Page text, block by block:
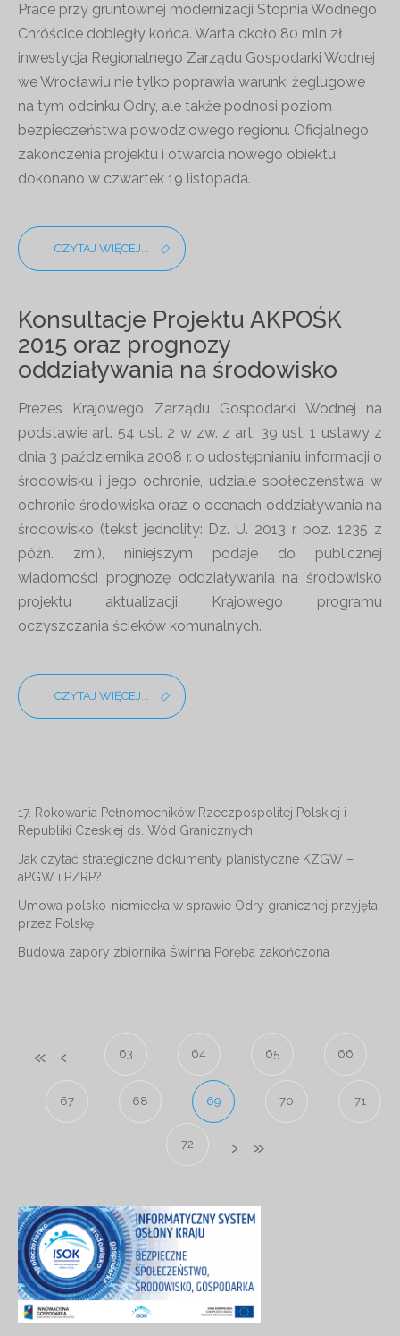
Prace przy gruntownej modernizacji Stopnia Wodnego
Chróścice dobiegły końca. Warta około 80 mln zł
inwestycja Regionalnego Zarządu Gospodarki Wodnej
we Wrocławiu nie tylko poprawia warunki żeglugowe
na tym odcinku Odry, ale także podnosi poziom
bezpieczeństwa powodziowego regionu. Oficjalnego
zakończenia projektu i otwarcia nowego obiektu
dokonano w czwartek 19 listopada.
CZYTAJ WIĘCEJ...
Konsultacje Projektu AKPOŚK
2015 oraz prognozy
oddziaływania na środowisko
Prezes Krajowego Zarządu Gospodarki Wodnej na
podstawie art. 54 ust. 2 w zw. z art. 39 ust. 1 ustawy z
dnia 3 października 2008 r. o udostępnianiu informacji o
środowisku i jego ochronie, udziale społeczeństwa w
ochronie środowiska oraz o ocenach oddziaływania na
środowisko (tekst jednolity: Dz. U. 2013 r. poz. 1235 z
późn. zm.), niniejszym podaje do publicznej
wiadomości prognozę oddziaływania na środowisko
projektu aktualizacji Krajowego programu
oczyszczania ścieków komunalnych.
CZYTAJ WIĘCEJ...
17. Rokowania Pełnomocników Rzeczpospolitej Polskiej i
Republiki Czeskiej ds. Wód Granicznych
Jak czytać strategiczne dokumenty planistyczne KZGW –
aPGW i PZRP?
Umowa polsko-niemiecka w sprawie Odry granicznej przyjęta
przez Polskę
Budowa zapory zbiornika Świnna Poręba zakończona
63 64 65 66
67 68 69 70 71
72